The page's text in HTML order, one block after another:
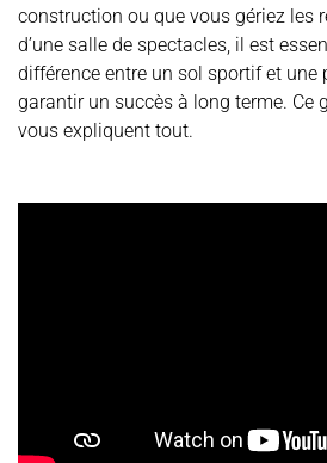
construction ou que vous gériez les
d’une salle de spectacles, il est
différence entre un sol sportif et une
garantir un succès à long terme. Ce
vous expliquent tout.